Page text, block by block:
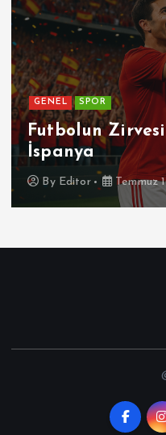
GENEL SPOR
Futbolun
İspanya
By Editor Temmuz